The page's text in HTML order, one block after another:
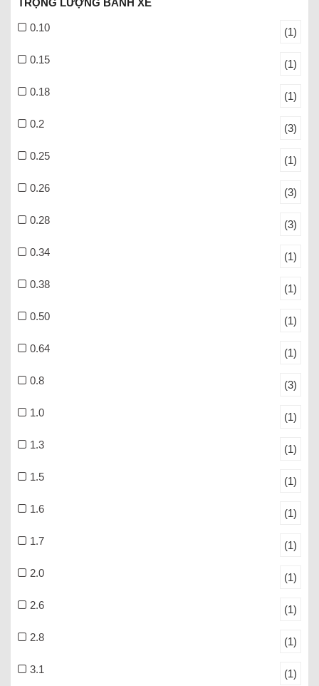
TRỌNG LƯỢNG BÁNH XE
0.10 (1)
0.15 (1)
0.18 (1)
0.2 (3)
0.25 (1)
0.26 (3)
0.28 (3)
0.34 (1)
0.38 (1)
0.50 (1)
0.64 (1)
0.8 (3)
1.0 (1)
1.3 (1)
1.5 (1)
1.6 (1)
1.7 (1)
2.0 (1)
2.6 (1)
2.8 (1)
3.1 (1)